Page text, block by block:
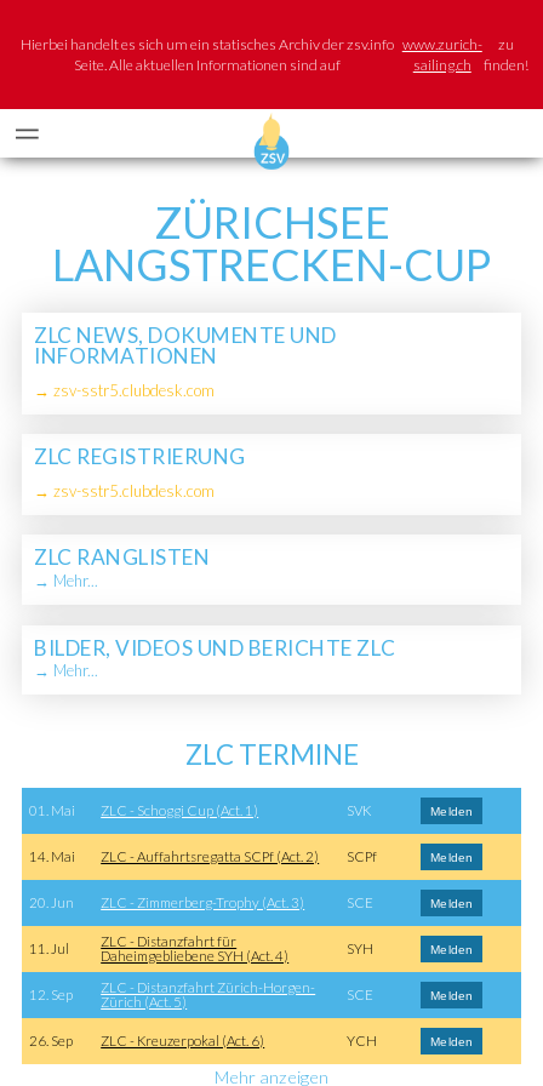
Hierbei handelt es sich um ein statisches Archiv der zsv.info
Seite. Alle aktuellen Informationen sind auf
www.zurich-
sailing.ch
zu
finden!
ZÜRICHSEE
LANGSTRECKEN-CUP
ZLC NEWS, DOKUMENTE UND
INFORMATIONEN
→ zsv-sstr5.clubdesk.com
ZLC REGISTRIERUNG
→ zsv-sstr5.clubdesk.com
ZLC RANGLISTEN
→ Mehr...
BILDER, VIDEOS UND BERICHTE ZLC
→ Mehr...
ZLC TERMINE
01. Mai ZLC - Schoggi Cup (Act. 1) SVK Melden
14. Mai ZLC - Auffahrtsregatta SCPf (Act. 2) SCPf Melden
20. Jun ZLC - Zimmerberg-Trophy (Act. 3) SCE Melden
11. Jul
ZLC - Distanzfahrt für
Daheimgebliebene SYH (Act. 4)
SYH Melden
12. Sep
ZLC - Distanzfahrt Zürich-Horgen-
Zürich (Act. 5)
SCE Melden
26. Sep ZLC - Kreuzerpokal (Act. 6) YCH Melden
Mehr anzeigen